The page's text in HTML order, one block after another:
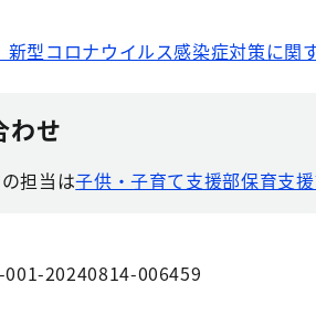
新型コロナウイルス感染症対策に関
わせ
担当は子供・子育て支援部保育支
001-20240814-006459